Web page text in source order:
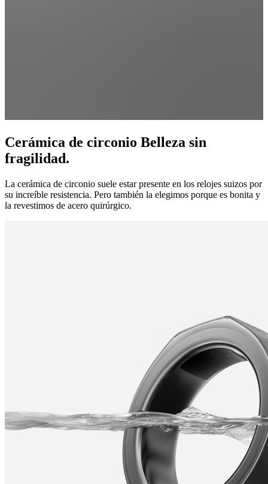
Cerámica de circonio Belleza sin
fragilidad.
La cerámica de circonio suele estar presente en los relojes suizos por
su increíble resistencia. Pero también la elegimos porque es bonita y
la revestimos de acero quirúrgico.